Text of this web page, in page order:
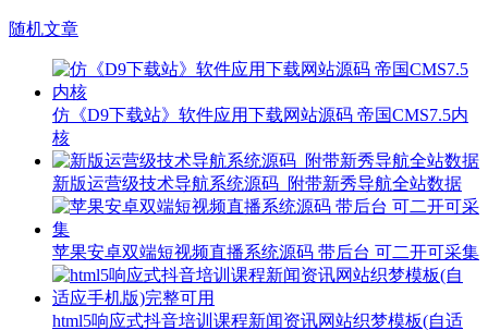
随机文章
仿《D9下载站》软件应用下载网站源码 帝国CMS7.5内
核
新版运营级技术导航系统源码_附带新秀导航全站数据
苹果安卓双端短视频直播系统源码 带后台 可二开可采集
html5响应式抖音培训课程新闻资讯网站织梦模板(自适